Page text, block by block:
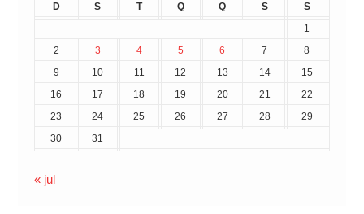
D S T Q Q S
S
1
2
3 4 5 6 7
8
9
10 11 12 13 14
15
16
17 18 19 20 21
22
23
24 25 26 27 28
29
30
31
« jul